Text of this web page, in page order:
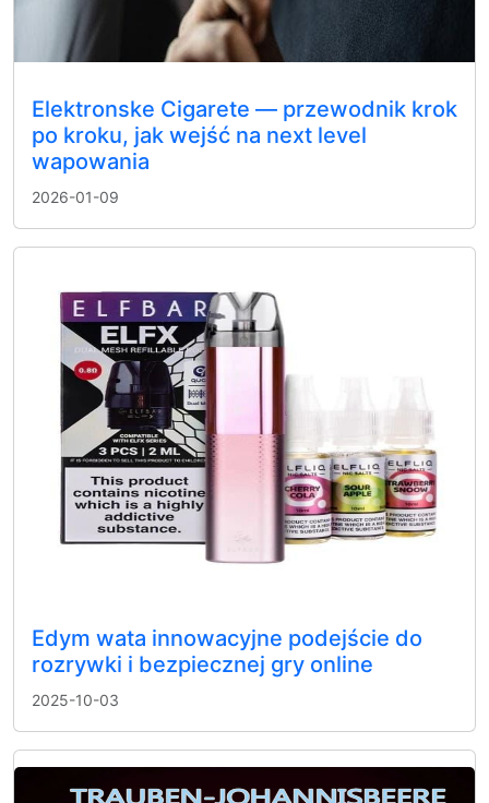
Elektronske Cigarete — przewodnik krok
po kroku, jak wejść na next level
wapowania
2026-01-09
Edym wata innowacyjne podejście do
rozrywki i bezpiecznej gry online
2025-10-03